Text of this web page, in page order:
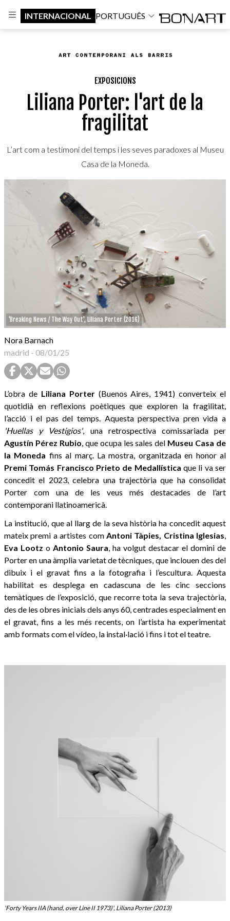
INTERNACIONAL PORTUGUÊS
EXPOSICIONS
Liliana Porter: l'art de la
fragilitat
L’art com a testimoni del temps i les seves paradoxes al Museu
Casa de la Moneda.
'Breaking News / The Way Out', Liliana Porter (2016)
Nora Barnach
madrid - 08/01/25
L’obra de Liliana Porter (Buenos Aires, 1941) converteix el
quotidià en reflexions poètiques que exploren la fragilitat,
l’acció i el pas del temps. Aquesta perspectiva pren vida a
'Huellas y Vestigios', una retrospectiva comissariada per
Agustín Pérez Rubio, que ocupa les sales del Museu Casa de
la Moneda fins al març. La mostra, organitzada en honor al
Premi Tomás Francisco Prieto de Medallística que li va ser
concedit el 2023, celebra una trajectòria que ha consolidat
Porter com una de les veus més destacades de l’art
contemporani llatinoamericà.
La institució, que al llarg de la seva història ha concedit aquest
mateix premi a artistes comAntoni Tàpies, Cristina Iglesias,
Eva Lootz o Antonio Saura, ha volgut destacar el domini de
Porter en una àmplia varietat de tècniques, que inclouen des del
dibuix i el gravat fins a la fotografia i l’escultura. Aquesta
habilitat es desplega en cadascuna de les cinc seccions
temàtiques de l’exposició, que recorre tota la seva trajectòria,
des de les obres inicials dels anys 60, centrades especialment en
el gravat, fins a les més recents, on l’artista ha experimentat
amb formats com el vídeo, la instal·lació i fins i tot el teatre.
'Forty Years IIA (hand, over Line II 1973)', Liliana Porter (2013)